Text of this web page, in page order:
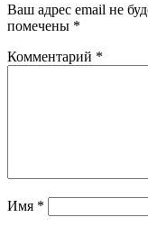
Ваш адрес email не
помечены *
Комментарий *
Имя *